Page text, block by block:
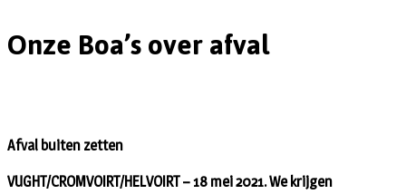
Onze Boa’s over afval
Afval buiten zetten
VUGHT/CROMVOIRT/HELVOIRT – 18 mei 2021. We krijgen